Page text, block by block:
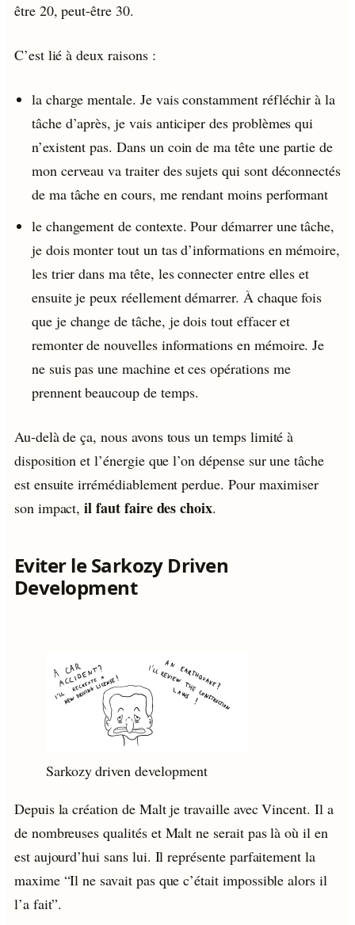
être 20, peut-être 30.
C’est lié à deux raisons :
la charge mentale. Je vais constamment réfléchir à la
tâche d’après, je vais anticiper des problèmes qui
n’existent pas. Dans un coin de ma tête une partie de
mon cerveau va traiter des sujets qui sont déconnectés
de ma tâche en cours, me rendant moins performant
le changement de contexte. Pour démarrer une tâche,
je dois monter tout un tas d’informations en mémoire,
les trier dans ma tête, les connecter entre elles et
ensuite je peux réellement démarrer. À chaque fois
que je change de tâche, je dois tout effacer et
remonter de nouvelles informations en mémoire. Je
ne suis pas une machine et ces opérations me
prennent beaucoup de temps.
Au-delà de ça, nous avons tous un temps limité à
disposition et l’énergie que l’on dépense sur une tâche
est ensuite irrémédiablement perdue. Pour maximiser
son impact,il faut faire des choix.
Eviter le Sarkozy Driven
Development
Sarkozy driven development
Depuis la création de Malt je travaille avec Vincent. Il a
de nombreuses qualités et Malt ne serait pas là où il en
est aujourd’hui sans lui. Il représente parfaitement la
maxime “Il ne savait pas que c’était impossible alors il
l’a fait”.